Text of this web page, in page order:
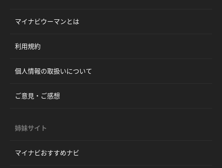
マイナビウーマンとは
利用規約
個人情報の取扱いについて
ご意見・ご感想
姉妹サイト
マイナビおすすめナビ